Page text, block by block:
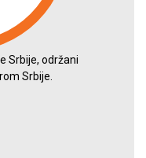
Srbije, održani
Srbije.